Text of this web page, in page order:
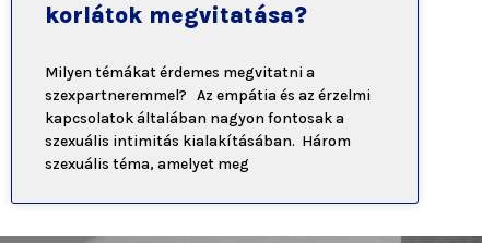
korlátok megvitatása?
Milyen témákat érdemes megvitatni a
szexpartneremmel? Az empátia és az érzelmi
kapcsolatok általában nagyon fontosak a
szexuális intimitás kialakításában. Három
szexuális téma, amelyet meg